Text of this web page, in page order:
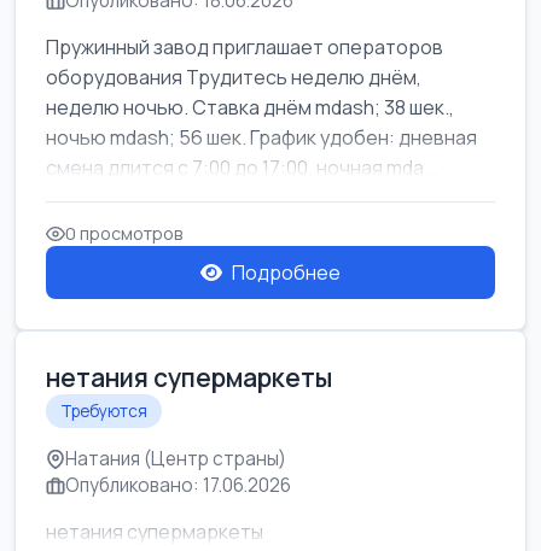
Пружинный завод приглашает операторов
оборудования Трудитесь неделю днём,
неделю ночью. Ставка днём mdash; 38 шек.,
ночью mdash; 56 шек. График удобен: дневная
смена длится с 7:00 до 17:00, ночная mda...
0 просмотров
Подробнее
нетания супермаркеты
Требуются
Натания (Центр страны)
Опубликовано: 17.06.2026
нетания супермаркеты